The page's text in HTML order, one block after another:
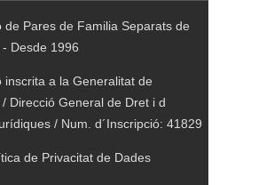
de Pares de Familia Separats de
Desde 1996
inscrita a la Generalitat de
Direcció General de Dret i d
/ Num. d´Inscripció: 41829
de Privacitat de Dades